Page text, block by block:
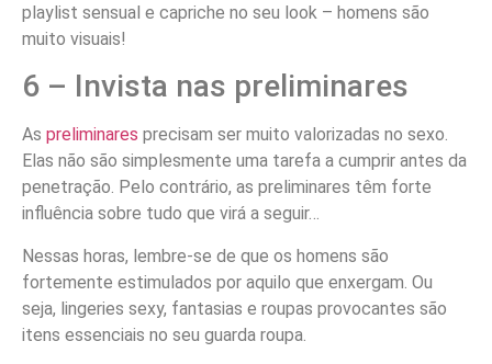
playlist sensual e capriche no seu look – homens são
muito visuais!
6 – Invista nas preliminares
As preliminares precisam ser muito valorizadas no sexo.
Elas não são simplesmente uma tarefa a cumprir antes da
penetração. Pelo contrário, as preliminares têm forte
influência sobre tudo que virá a seguir…
Nessas horas, lembre-se de que os homens são
fortemente estimulados por aquilo que enxergam. Ou
seja, lingeries sexy, fantasias e roupas provocantes são
itens essenciais no seu guarda roupa.